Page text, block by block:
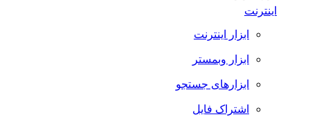
اینترنت
ابزار اینترنت
ابزار وبمستر
ابزارهای جستجو
اشتراک فایل